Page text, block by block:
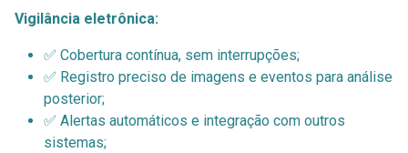
Vigilância eletrônica:
✅ Cobertura contínua, sem interrupções;
✅ Registro preciso de imagens e eventos para análise
posterior;
✅ Alertas automáticos e integração com outros
sistemas;